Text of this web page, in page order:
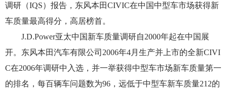
调研（IQS）报告，东风本田CIVIC在中国中型车市场获得新
车质量最高得分，高居榜首。
J.D.Power亚太中国新车质量调研自2000年起在中国展
开。东风本田汽车有限公司2006年4月生产并上市的全新CIVI
C在2006年调研中入选，并一举获得中型车市场新车质量第一
的排名，每百辆车问题数为96，远低于中型车新车质量212的